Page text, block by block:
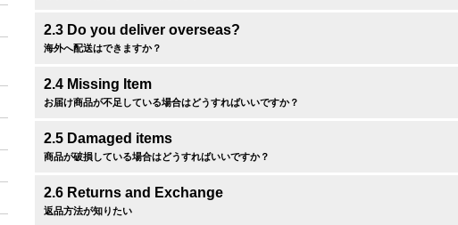
2.3 Do you deliver overseas?
海外へ配送はできますか？
2.4 Missing Item
お届け商品が不足している場合はどうすればいいですか？
2.5 Damaged items
商品が破損している場合はどうすればいいですか？
2.6 Returns and Exchange
返品方法が知りたい